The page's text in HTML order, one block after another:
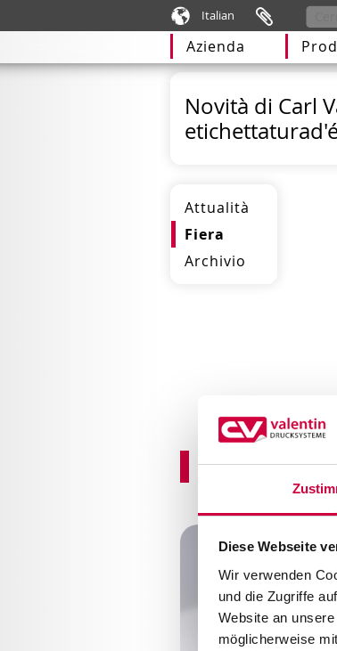
Diese Webseite
Wir verwenden
und die Zugriffe
Website an
möglicherweise
Italian
Azienda
Novità di Carl
Attualità
Fiera
Archivio
Il codice